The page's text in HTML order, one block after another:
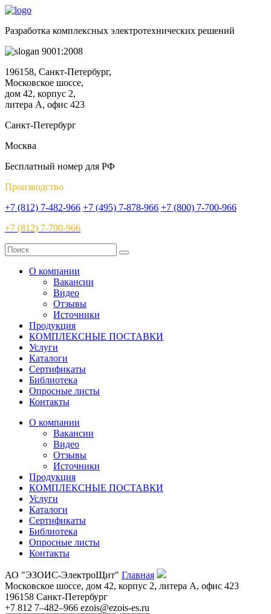
Разработка комплексных электротехнических решений
9001:2008
196158, Санкт-Петербург,
Московское шоссе,
дом 42, корпус 2,
литера А, офис 423
Санкт-Петербург
Москва
Бесплатный номер для РФ
Производство
+7 (812) 7-482-966 +7 (495) 7-878-966 +7 (800) 7-700-966
+7 (812) 7-700-966
О компании
Вакансии
Видео
Отзывы
Источники
Продукция
КОМПЛЕКСНЫЕ ПОСТАВКИ
Услуги
Каталоги
Сертификаты
Библиотека
Опросные листы
Контакты
О компании
Вакансии
Видео
Отзывы
Источники
Продукция
КОМПЛЕКСНЫЕ ПОСТАВКИ
Услуги
Каталоги
Сертификаты
Библиотека
Опросные листы
Контакты
АО "ЭЗОИС-ЭлектроЩит" Главная
Московское шоссе, дом 42, корпус 2, литера А, офис 423
196158 Санкт-Петербург
+7 812 7–482–966 ezois@ezois-es.ru